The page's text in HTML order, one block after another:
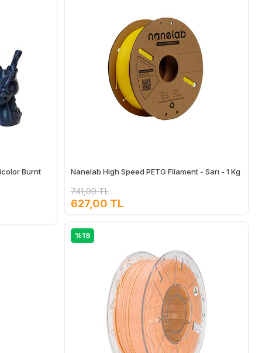
Burnt Nanelab High Speed PETG Filament - Sarı - 1 Kg
741,00 TL
627,00 TL
%19